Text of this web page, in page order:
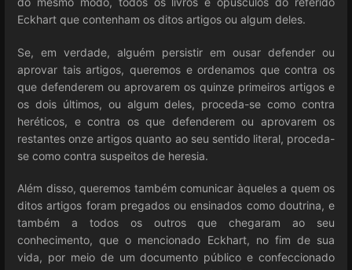
Eckhart que contenham os ditos artigos ou algum deles.
Se, em verdade, alguém persistir em ousar defender ou
aprovar tais artigos, queremos e ordenamos que contra os
que defenderem ou aprovarem os quinze primeiros artigos e
os dois últimos, ou algum deles, proceda-se como contra
heréticos, e contra os que defenderem ou aprovarem os
restantes onze artigos quanto ao seu sentido literal, proceda-
se como contra suspeitos de heresia.
Além disso, queremos também comunicar àqueles a quem os
ditos artigos foram pregados ou ensinados como doutrina, e
também a todos os outros que chegaram ao seu
conhecimento, que o mencionado Eckhart, no fim de sua
vida, por meio de um documento público e confeccionado